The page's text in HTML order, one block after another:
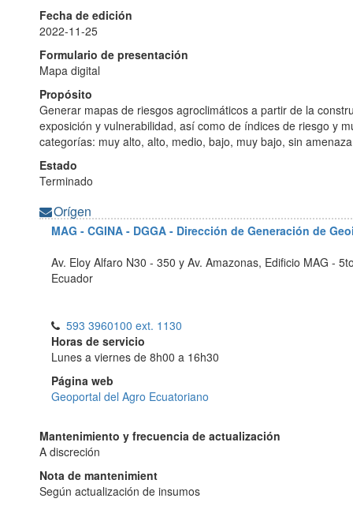
Fecha de edición
2022-11-25
Formulario de presentación
Mapa digital
Propósito
Generar mapas de riesgos agroclimáticos a partir de la
exposición y vulnerabilidad, así como de índices de riesgo y
categorías: muy alto, alto, medio, bajo, muy bajo, sin
Estado
Terminado
Orígen
MAG - CGINA - DGGA - Dirección de Generación de
Av. Eloy Alfaro N30 - 350 y Av. Amazonas, Edificio MAG -
Ecuador
593 3960100 ext. 1130
Horas de servicio
Lunes a viernes de 8h00 a 16h30
Página web
Geoportal del Agro Ecuatoriano
Mantenimiento y frecuencia de actualización
A discreción
Nota de mantenimient
Según actualización de insumos